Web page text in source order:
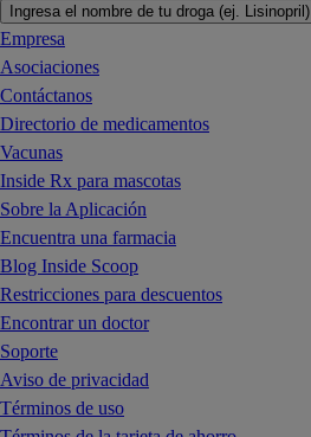
Ingresa el nombre de tu droga (ej. Lisinopril)
Empresa
Asociaciones
Contáctanos
Directorio de medicamentos
Vacunas
Inside Rx para mascotas
Sobre la Aplicación
Encuentra una farmacia
Blog Inside Scoop
Restricciones para descuentos
Encontrar un doctor
Soporte
Aviso de privacidad
Términos de uso